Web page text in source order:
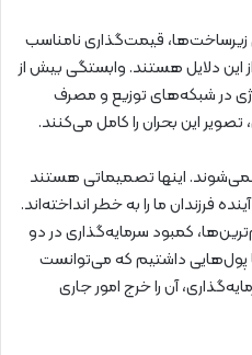
زیرساخت‌ها، قیمت‌گذاری نامناسب
این دلایل‌ هستند. وابستگی بیش از
در شبکه‌های توزیع و مصرف
این بحران را کامل می‌کنند.
نمی‌شوند. اینها تصمیماتی هستند
فرزندان ما را به خطر انداخته‌اند.
کمبود سرمایه‌گذاری در دو
پول‌هایی داشتیم که می‌توانست
آن را خرج امور جاری